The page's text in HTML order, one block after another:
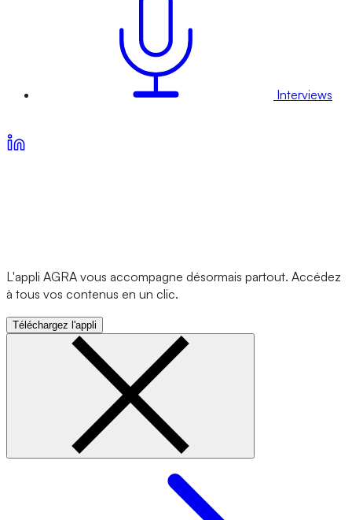
Interviews
L'appli AGRA vous accompagne désormais partout. Accédez
à tous vos contenus en un clic.
Téléchargez l'appli